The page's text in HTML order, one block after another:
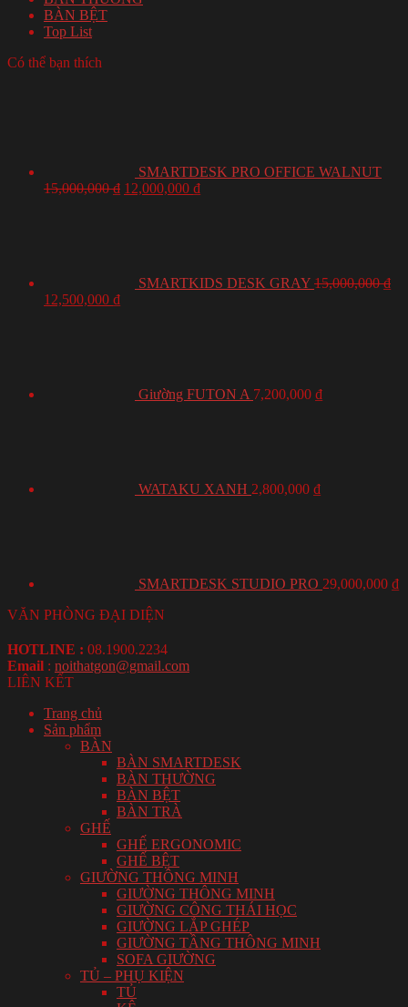
BÀN BỆT
Top List
Có thể bạn thích
SMARTDESK PRO OFFICE WALNUT
15,000,000₫ 12,000,000 ₫
SMARTKIDS DESK GRAY 15,000,000₫
12,500,000 ₫
Giường FUTON A 7,200,000 ₫
WATAKU XANH 2,800,000 ₫
SMARTDESK STUDIO PRO 29,000,000 ₫
VĂN PHÒNG ĐẠI DIỆN
HOTLINE : 08.1900.2234
Email : noithatgon@gmail.com
LIÊN KẾT
Trang chủ
Sản phẩm
BÀN
BÀN SMARTDESK
BÀN THƯỜNG
BÀN BỆT
BÀN TRÀ
GHẾ
GHẾ ERGONOMIC
GHẾ BỆT
GIƯỜNG THÔNG MINH
GIƯỜNG THÔNG MINH
GIƯỜNG CÔNG THÁI HỌC
GIƯỜNG LẮP GHÉP
GIƯỜNG TẦNG THÔNG MINH
SOFA GIƯỜNG
TỦ – PHỤ KIỆN
TỦ